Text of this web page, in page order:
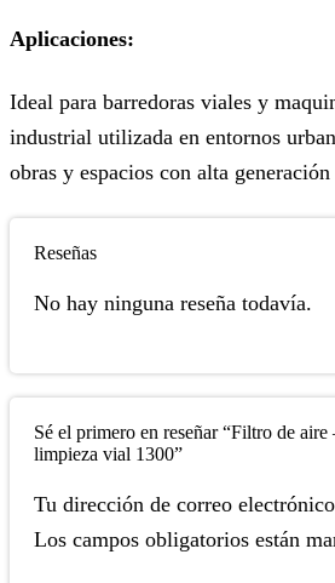
Aplicaciones:
Ideal para barredoras viales y
industrial utilizada en entornos
obras y espacios con alta
Reseñas
No hay ninguna reseña todavía.
Sé el primero en reseñar “Filtro de
limpieza vial 1300”
Tu dirección de correo
Los campos obligatorios están